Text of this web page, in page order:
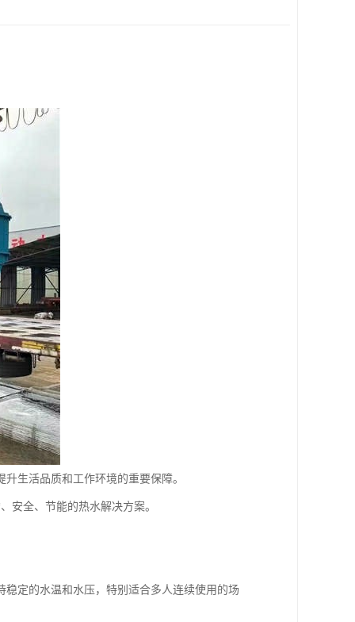
生活品质和工作环境的重要保障。
安全、节能的热水解决方案。
定的水温和水压，特别适合多人连续使用的场